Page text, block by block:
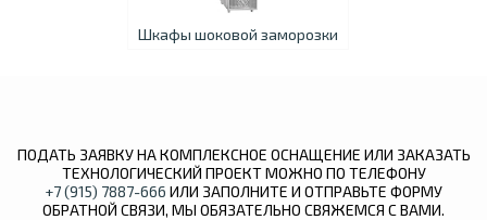
Шкафы шоковой заморозки
ПОДАТЬ ЗАЯВКУ НА КОМПЛЕКСНОЕ ОСНАЩЕНИЕ ИЛИ ЗАКАЗАТЬ
ТЕХНОЛОГИЧЕСКИЙ ПРОЕКТ МОЖНО ПО ТЕЛЕФОНУ
+7 (915) 7887-666 ИЛИ ЗАПОЛНИТЕ И ОТПРАВЬТЕ ФОРМУ
ОБРАТНОЙ СВЯЗИ, МЫ ОБЯЗАТЕЛЬНО СВЯЖЕМСЯ С ВАМИ.